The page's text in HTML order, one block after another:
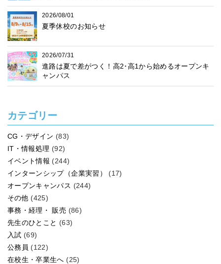
2026/08/01
夏季休校のお知らせ
2026/07/31
進路は夏で差がつく！高2･高1から始めるオープンキ
ャンパス
カテゴリー
CG・デザイン (83)
IT・情報処理 (92)
イベント情報 (244)
インターンシップ（企業実習）
(17)
オープンキャンパス (244)
その他 (425)
事務・経理・ 販売 (86)
先生のひとこと (63)
入試 (69)
公務員 (122)
在校生・卒業生へ (25)